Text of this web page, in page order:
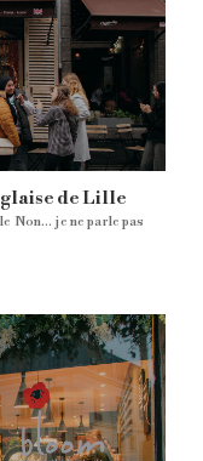
de Lille
Non… je ne parle pas